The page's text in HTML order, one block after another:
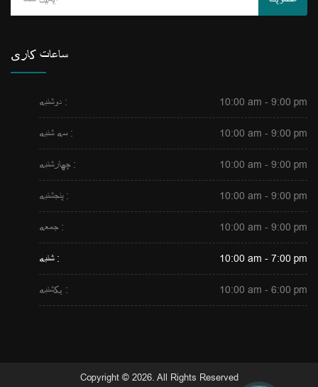
ساعات کاری
دوشنبه : 10:00 am - 9:00 pm
سه شنبه : 10:00 am - 9:00 pm
چهارشنبه : 10:00 am - 9:00 pm
پنجشنبه : 10:00 am - 9:00 pm
جمعه : 10:00 am - 9:00 pm
شنبه : 10:00 am - 7:00 pm
یکشنبه : 10:00 am - 6:00 pm
Copyright © 2026. All Rights Reserved